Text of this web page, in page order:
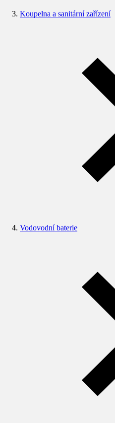
Koupelna a sanitární zařízení
Vodovodní baterie